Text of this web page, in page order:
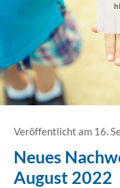
Veröffentlicht am 16.
Neues
August 2022